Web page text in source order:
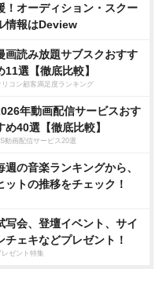
！オーディション・スクー
情報はDeview
画読み放題サブスクおすす
11選【徹底比較】
リコン顧客満足度ランキング
年動画配信サービスおす
め40選【徹底比較】
動画配信サービス20選
週の音楽ランキングから、
ットの推移をチェック！
写会、登壇イベント、サイ
チェキなどプレゼント！
レゼント特集